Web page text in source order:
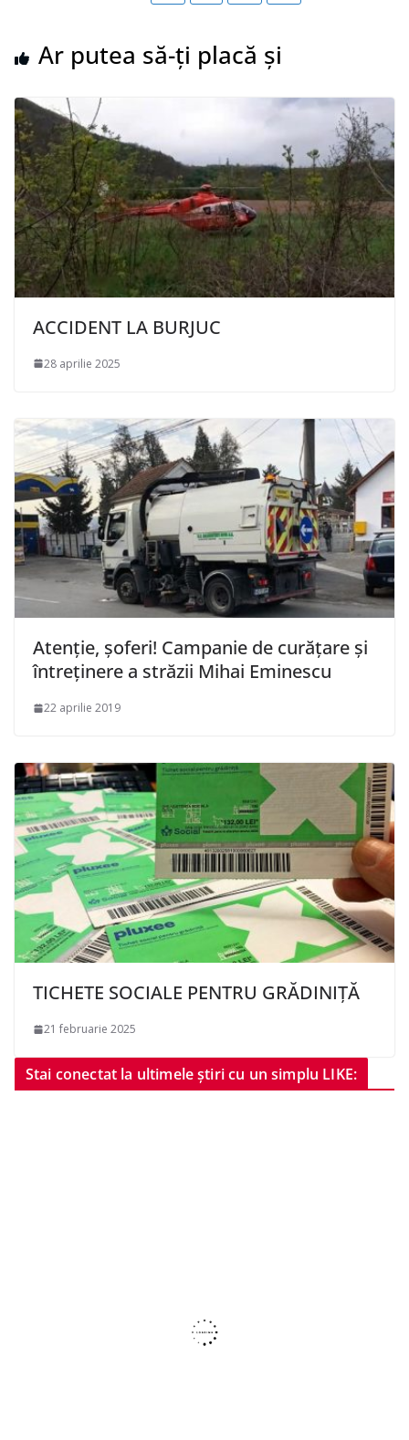
Ar putea să-ți placă și
ACCIDENT LA BURJUC
28 aprilie 2025
Atenție, șoferi! Campanie de curățare și
întreținere a străzii Mihai Eminescu
22 aprilie 2019
TICHETE SOCIALE PENTRU GRĂDINIŢĂ
21 februarie 2025
Stai conectat la ultimele știri cu un simplu LIKE: